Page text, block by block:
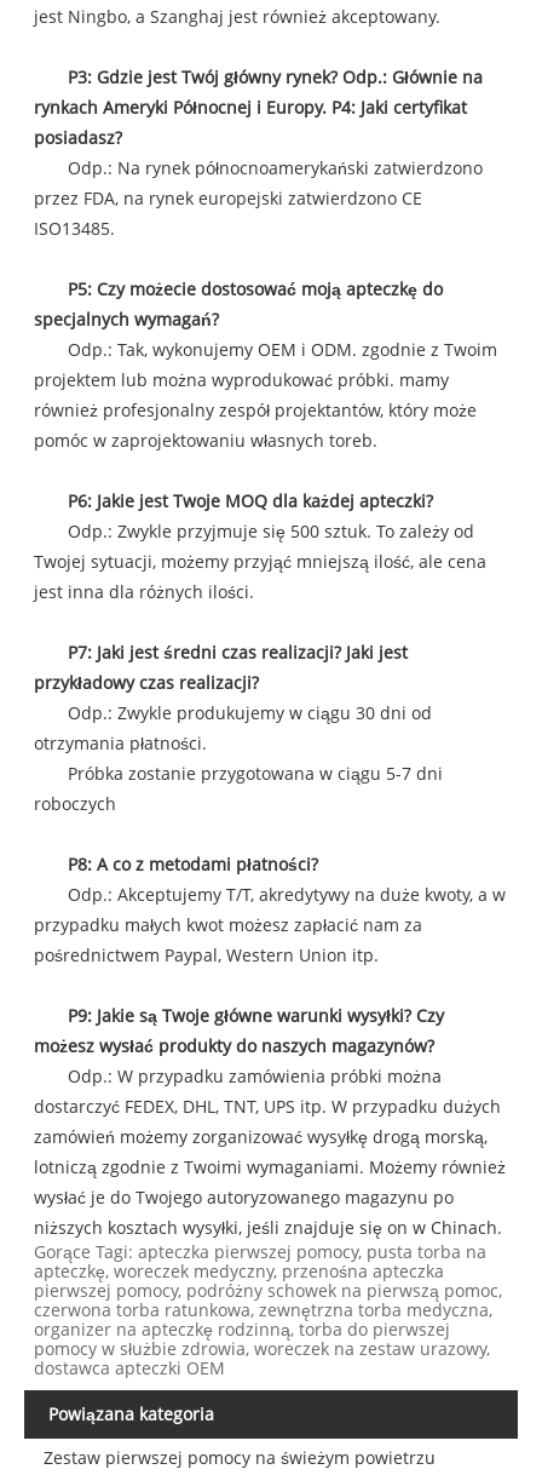
jest Ningbo, a Szanghaj jest również akceptowany.
P3: Gdzie jest Twój główny rynek? Odp.: Głównie na
rynkach Ameryki Północnej i Europy. P4: Jaki certyfikat
posiadasz?
Odp.: Na rynek północnoamerykański zatwierdzono
przez FDA, na rynek europejski zatwierdzono CE
ISO13485.
P5: Czy możecie dostosować moją apteczkę do
specjalnych wymagań?
Odp.: Tak, wykonujemy OEM i ODM. zgodnie z Twoim
projektem lub można wyprodukować próbki. mamy
również profesjonalny zespół projektantów, który może
pomóc w zaprojektowaniu własnych toreb.
P6: Jakie jest Twoje MOQ dla każdej apteczki?
Odp.: Zwykle przyjmuje się 500 sztuk. To zależy od
Twojej sytuacji, możemy przyjąć mniejszą ilość, ale cena
jest inna dla różnych ilości.
P7: Jaki jest średni czas realizacji? Jaki jest
przykładowy czas realizacji?
Odp.: Zwykle produkujemy w ciągu 30 dni od
otrzymania płatności.
Próbka zostanie przygotowana w ciągu 5-7 dni
roboczych
P8: A co z metodami płatności?
Odp.: Akceptujemy T/T, akredytywy na duże kwoty, a w
przypadku małych kwot możesz zapłacić nam za
pośrednictwem Paypal, Western Union itp.
P9: Jakie są Twoje główne warunki wysyłki? Czy
możesz wysłać produkty do naszych magazynów?
Odp.: W przypadku zamówienia próbki można
dostarczyć FEDEX, DHL, TNT, UPS itp. W przypadku dużych
zamówień możemy zorganizować wysyłkę drogą morską,
lotniczą zgodnie z Twoimi wymaganiami. Możemy również
wysłać je do Twojego autoryzowanego magazynu po
niższych kosztach wysyłki, jeśli znajduje się on w Chinach.
Gorące Tagi: apteczka pierwszej pomocy, pusta torba na
apteczkę, woreczek medyczny, przenośna apteczka
pierwszej pomocy, podróżny schowek na pierwszą pomoc,
czerwona torba ratunkowa, zewnętrzna torba medyczna,
organizer na apteczkę rodzinną, torba do pierwszej
pomocy w służbie zdrowia, woreczek na zestaw urazowy,
dostawca apteczki OEM
Powiązana kategoria
Zestaw pierwszej pomocy na świeżym powietrzu